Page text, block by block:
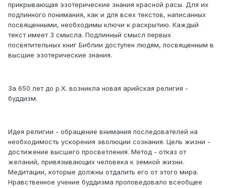
прикрывающая эзотерические знания красной расы. Для их
подлинного понимания, как и для всех текстов, написанных
посвященными, необходимы ключи к раскрытию. Каждый
текст имеет 3 смысла. Подлинный смысл первых
посвятительных книг Библии доступен людям, посвященным в
высшие эзотерические знания.
За 650 лет до р.Х. возникла новая арийская религия -
буддизм.
Идея религии - обращение внимания последователей на
необходимость ускорения эволюции сознания. Цель жизни -
достижение высшего просветления. Метод - отказ от
желаний, привязывающих человека к земной жизни.
Медитации, которые должны отдалить его от этого мира.
Нравственное учение буддизма проповедовало всеобщее